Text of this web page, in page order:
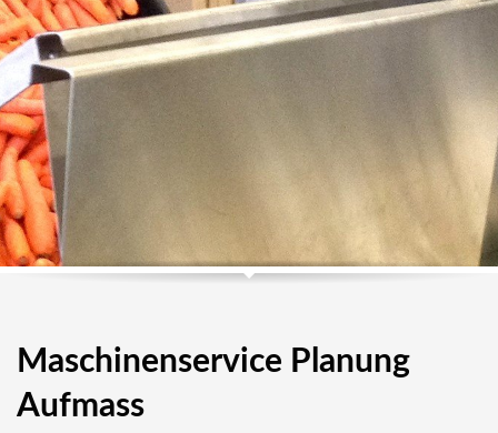
Maschinenservice Planung
Aufmass